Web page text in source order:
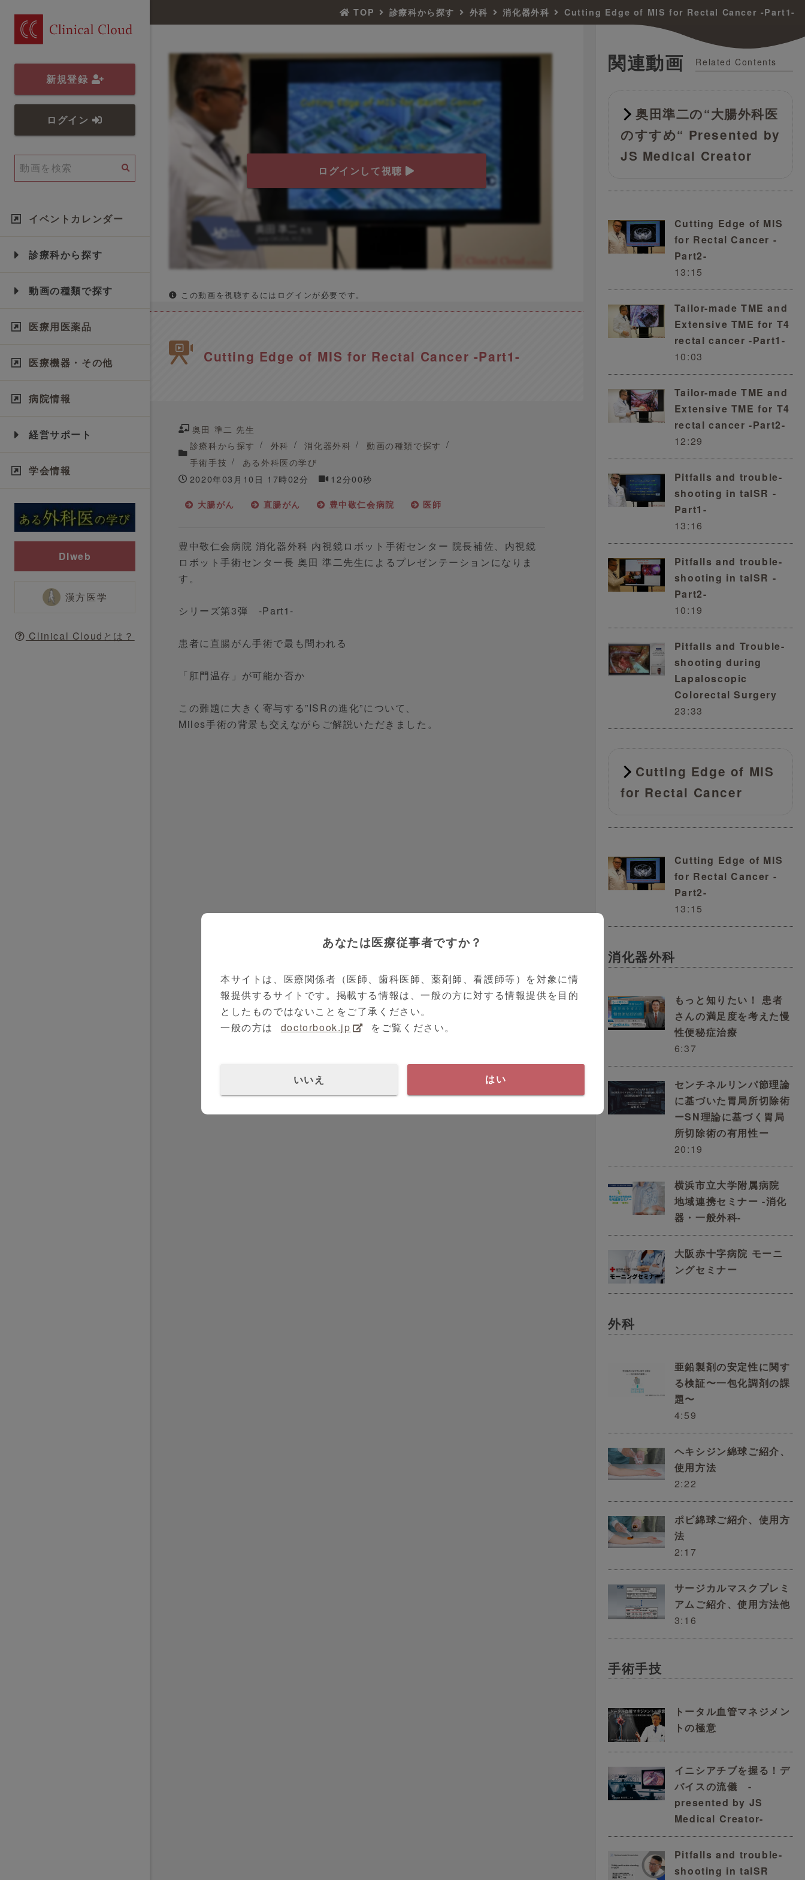
新規登録
ログイン
イベントカレンダー
診療科から探す
動画の種類で探す
医療用医薬品
医療機器・その他
病院情報
経営サポート
学会情報
DIweb
漢方医学
Clinical Cloudとは？
TOP 診療科から探す 外科 消化器外科 Cutting Edge of MIS for Rectal Cancer -Part1-
ログインして視聴
この動画を視聴するにはログインが必要です。
Cutting Edge of MIS for Rectal Cancer -Part1-
奥田 準二 先生
診療科から探す
外科 消化器外科
動画の種類で探す
手術手技
ある外科医の学び
2020年03月10日 17時02分
12分00秒
大腸がん 直腸がん 豊中敬仁会病院 医師
豊中敬仁会病院 消化器外科 内視鏡ロボット手術センター 院長補佐、内視鏡
ロボット手術センター長 奥田 準二先生によるプレゼンテーションになりま
す。
シリーズ第3弾 -Part1-
患者に直腸がん手術で最も問われる
「肛門温存」が可能か否か
この難題に大きく寄与する”ISRの進化”について、
Miles手術の背景も交えながらご解説いただきました。
関連動画 Related Contents
奥田準二の“大腸外科医
のすすめ“ Presented by
JS Medical Creator
Cutting Edge of MIS
for Rectal Cancer -
Part2-
13:15
Tailor-made TME and
Extensive TME for T4
rectal cancer -Part1-
10:03
Tailor-made TME and
Extensive TME for T4
rectal cancer -Part2-
12:29
Pitfalls and trouble-
shooting in taISR -
Part1-
13:16
Pitfalls and trouble-
shooting in taISR -
Part2-
10:19
Pitfalls and Trouble-
shooting during
Lapaloscopic
Colorectal Surgery
23:33
Cutting Edge of MIS
for Rectal Cancer
Cutting Edge of MIS
for Rectal Cancer -
Part2-
13:15
消化器外科
もっと知りたい！ 患者
さんの満足度を考えた慢
性便秘症治療
6:37
センチネルリンパ節理論
に基づいた胃局所切除術
ーSN理論に基づく胃局
所切除術の有用性ー
20:19
横浜市立大学附属病院
地域連携セミナー -消化
器・一般外科-
大阪赤十字病院 モーニ
ングセミナー
外科
亜鉛製剤の安定性に関す
る検証〜一包化調剤の課
題〜
4:59
ヘキシジン綿球ご紹介、
使用方法
2:22
ポビ綿球ご紹介、使用方
法
2:17
サージカルマスクプレミ
アムご紹介、使用方法他
3:16
手術手技
トータル血管マネジメン
トの極意
イニシアチブを握る！デ
バイスの流儀 -
presented by JS
Medical Creator-
Pitfalls and trouble-
shooting in taISR
あなたは医療従事者ですか？
本サイトは、医療関係者（医師、歯科医師、薬剤師、看護師等）を対象に情
報提供するサイトです。掲載する情報は、一般の方に対する情報提供を目的
としたものではないことをご了承ください。
一般の方は
doctorbook.jp をご覧ください。
いいえ はい